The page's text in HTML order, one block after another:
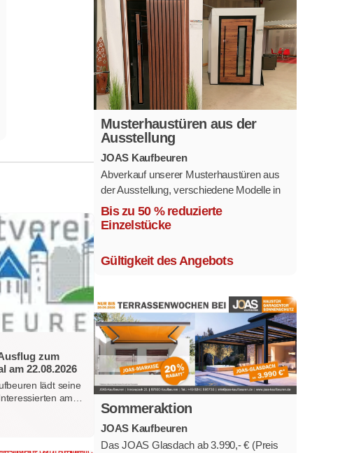
zum
am 22.08.2026
lädt seine
am…
Musterhaustüren aus der
Ausstellung
JOAS Kaufbeuren
Abverkauf unserer Musterhaustüren aus
der Ausstellung, verschiedene Modelle in
mehreren Farben und
Ausstattungsvarianten.
Bis zu 50 % reduzierte
Einzelstücke
Gültigkeit des Angebots
Sommeraktion
JOAS Kaufbeuren
Das JOAS Glasdach ab 3.990,- € (Preis